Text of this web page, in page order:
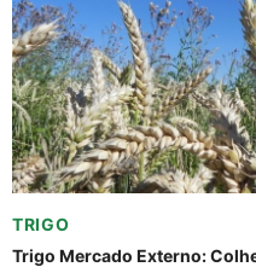
TRIGO
Trigo Mercado Externo: